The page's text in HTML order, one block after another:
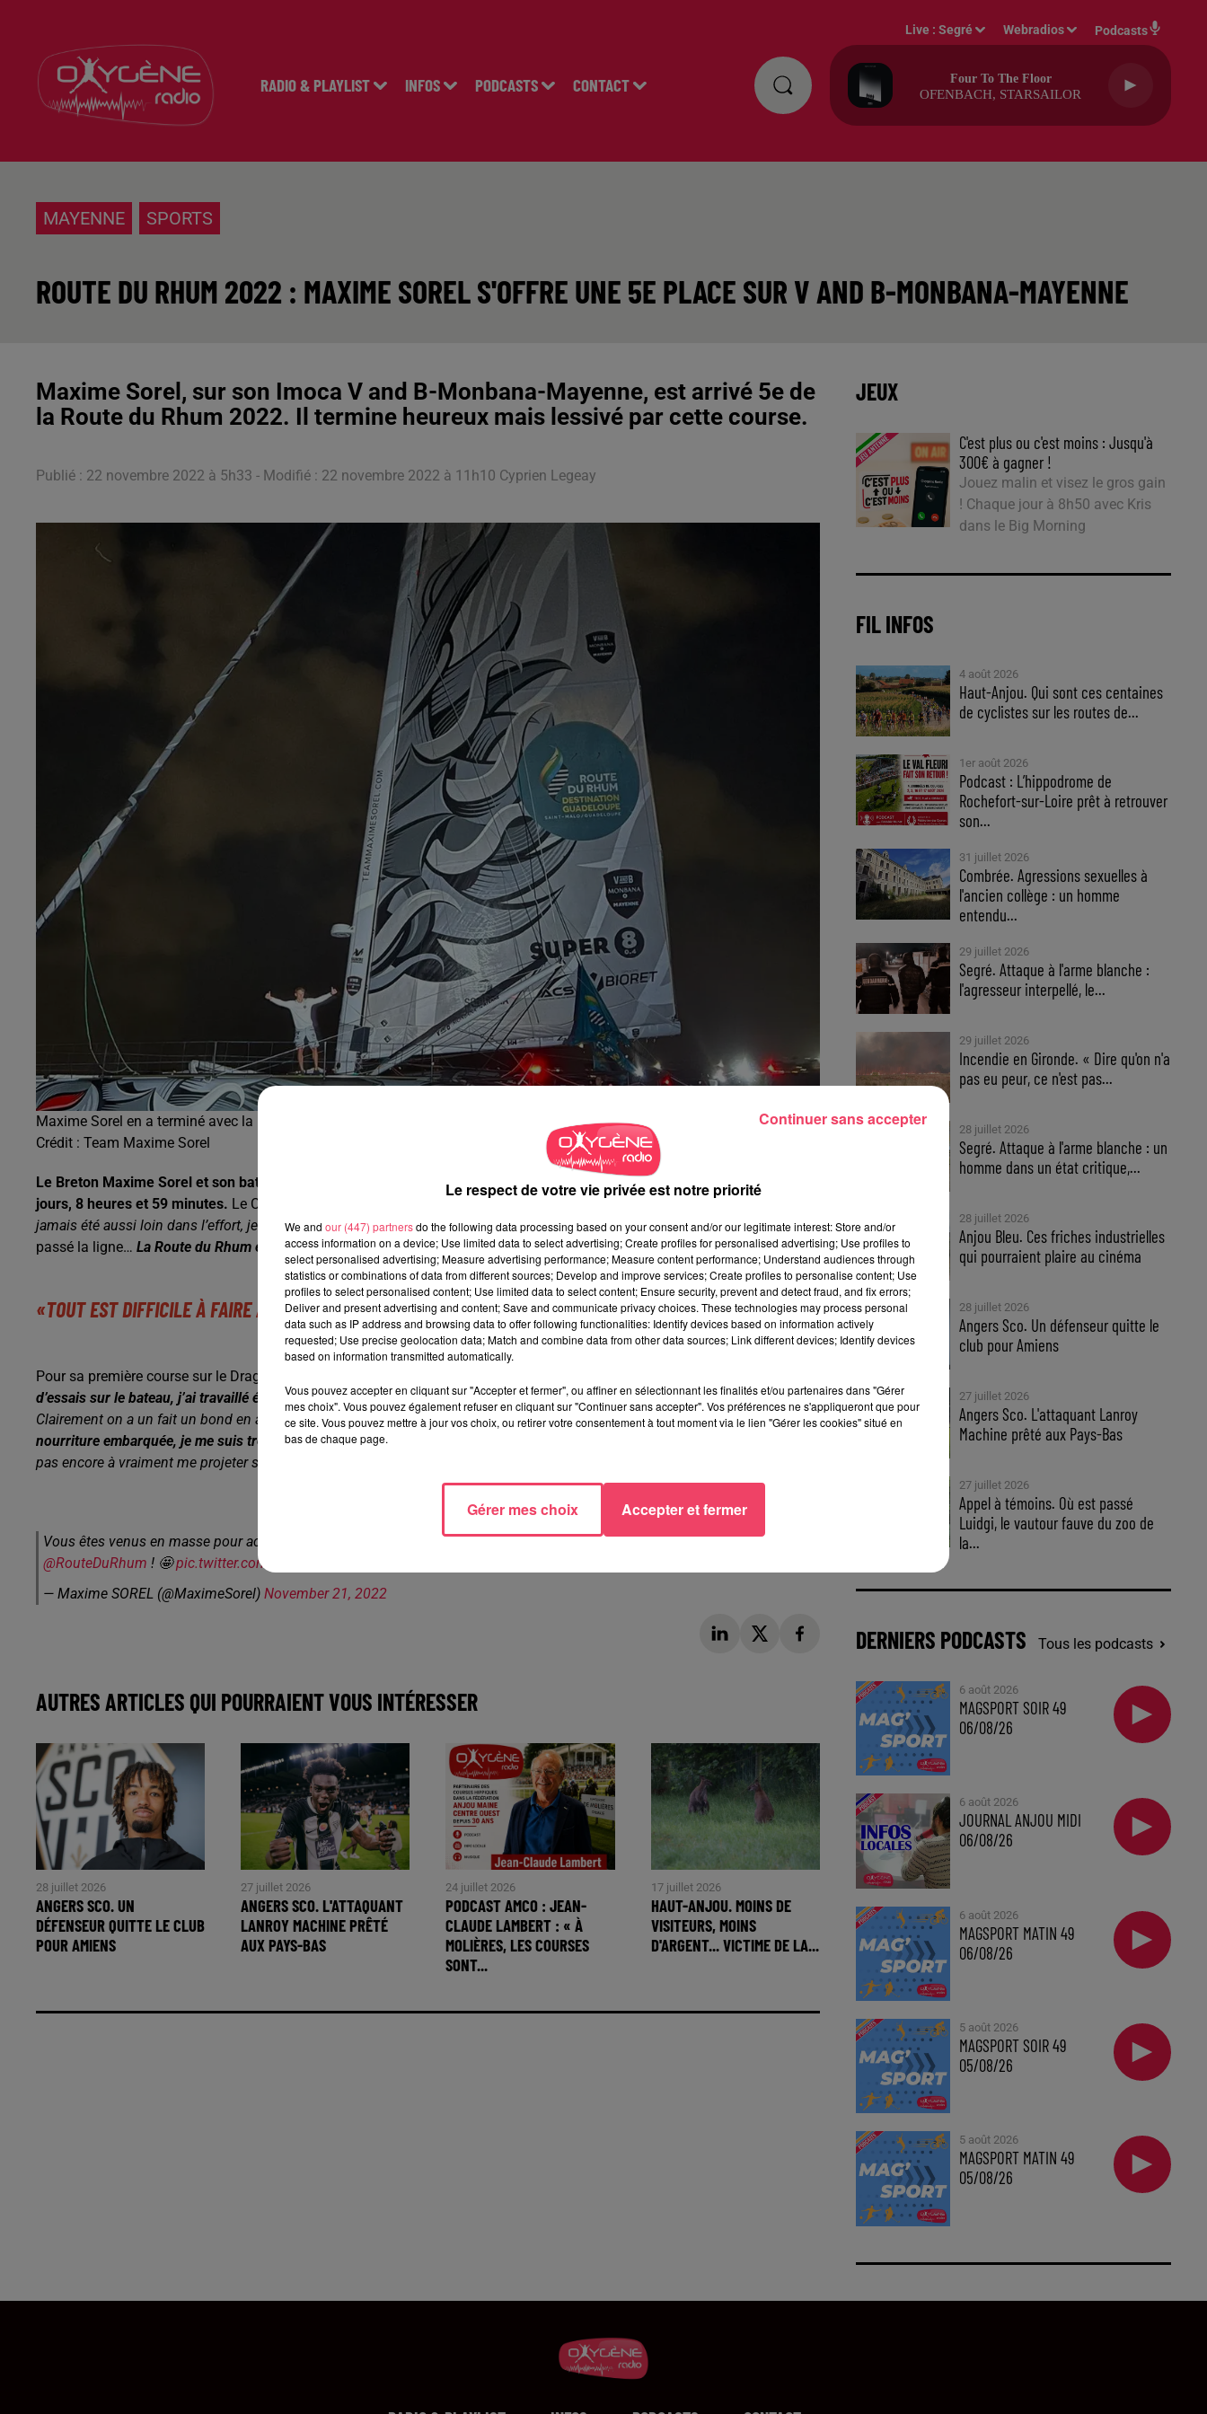
RADIO & PLAYLIST INFOS PODCASTS CONTACT
Live :Segré Webradios Podcasts
Four To The Floor
OFENBACH, STARSAILOR
MAYENNE SPORTS
ROUTE DU RHUM 2022 : MAXIME SOREL S'OFFRE UNE 5E PLACE SUR V AND B-MONBANA-MAYENNE
Maxime Sorel, sur son Imoca V and B-Monbana-Mayenne, est arrivé 5e de
la Route du Rhum 2022. Il termine heureux mais lessivé par cette course.
Publié : 22 novembre 2022 à 5h33 - Modifié : 22 novembre 2022 à 11h10 Cyprien Legeay
Maxime Sorel en a terminé avec la Route du Rhum 2022.
Crédit : Team Maxime Sorel
Le Breton Maxime Sorel et son bateau V and B-Monbana-Mayenne (Imoca) sont arrivés cinquièmes de l’épreuve en 12
jours, 8 heures et 59 minutes. Le Cancalais a longtemps bataillé pour cette place avec Paul Meilhat dans le finish. «
jamais été aussi loin dans l’effort, je n’ai jamais mis autant d’intensité sur une course en solitaire,expliquait-il à après avoir
passé la ligne… La Route du Rhum est un sprint incroyable.Je suis content d’avoir pu tenir les cadors de devant.»
«TOUT EST DIFFICILE À FAIRE À BORD »
Pour sa première course sur le Dragon des mers, Maxime Sorel a pu dresser et à connaître la bête. «
d’essais sur le bateau, j’ai travaillé énormément.J’ai beaucoup appris. Maintenant il faut encore bosser, bien tout analyser.
Clairement on a un fait un bond en avant. Ces bateaux sont vraiment difficiles, stressants.Je n’ai pas mangé 50 % de la
nourriture embarquée, je me suis très peu changé. Tout est difficile à faire à bord.
pas encore à vraiment me projeter sur un tour du monde.
Vous êtes venus en masse pour accueillir le skipper de l’IMOCA V and B - Monbana - Mayenne à l’arrivée de la
@RouteDuRhum ! 🤩pic.twitter.com/p1VNjv2xrd
— Maxime SOREL (@MaximeSorel) November 21, 2022
AUTRES ARTICLES QUI POURRAIENT VOUS INTÉRESSER
28 juillet 2026
ANGERS SCO. UN
DÉFENSEUR QUITTE LE CLUB
POUR AMIENS
27 juillet 2026
ANGERS SCO. L'ATTAQUANT
LANROY MACHINE PRÊTÉ
AUX PAYS-BAS
24 juillet 2026
PODCAST AMCO : JEAN-
CLAUDE LAMBERT : « À
MOLIÈRES, LES COURSES
SONT...
17 juillet 2026
HAUT-ANJOU. MOINS DE
VISITEURS, MOINS
D'ARGENT... VICTIME DE LA...
JEUX
C'est plus ou c'est moins : Jusqu'à
300€ à gagner !
Jouez malin et visez le gros gain
! Chaque jour à 8h50 avec Kris
dans le Big Morning
FIL INFOS
4 août 2026
Haut-Anjou. Qui sont ces centaines
de cyclistes sur les routes de...
1er août 2026
Podcast : L’hippodrome de
Rochefort-sur-Loire prêt à retrouver
son...
31 juillet 2026
Combrée. Agressions sexuelles à
l'ancien collège : un homme
entendu...
29 juillet 2026
Segré. Attaque à l'arme blanche :
l'agresseur interpellé, le...
29 juillet 2026
Incendie en Gironde. « Dire qu'on n'a
pas eu peur, ce n'est pas...
28 juillet 2026
Segré. Attaque à l'arme blanche : un
homme dans un état critique,...
28 juillet 2026
Anjou Bleu. Ces friches industrielles
qui pourraient plaire au cinéma
28 juillet 2026
Angers Sco. Un défenseur quitte le
club pour Amiens
27 juillet 2026
Angers Sco. L'attaquant Lanroy
Machine prêté aux Pays-Bas
27 juillet 2026
Appel à témoins. Où est passé
Luidgi, le vautour fauve du zoo de
la...
DERNIERS PODCASTS Tous les podcasts
6 août 2026
MAGSPORT SOIR 49
06/08/26
6 août 2026
JOURNAL ANJOU MIDI
06/08/26
6 août 2026
MAGSPORT MATIN 49
06/08/26
5 août 2026
MAGSPORT SOIR 49
05/08/26
5 août 2026
MAGSPORT MATIN 49
05/08/26
Le respect de votre vie privée est notre priorité
We and our (447) partnersdo the following data processing based on your consent and/or our legitimate interest: Store and/or
access information on a device; Use limited data to select advertising; Create profiles for personalised advertising; Use profiles to
select personalised advertising; Measure advertising performance; Measure content performance; Understand audiences through
statistics or combinations of data from different sources; Develop and improve services; Create profiles to personalise content; Use
profiles to select personalised content; Use limited data to select content; Ensure security, prevent and detect fraud, and fix errors;
Deliver and present advertising and content; Save and communicate privacy choices. These technologies may process personal
data such as IP address and browsing data to offer following functionalities: Identify devices based on information actively
requested; Use precise geolocation data; Match and combine data from other data sources; Link different devices; Identify devices
based on information transmitted automatically.
Vous pouvez accepter en cliquant sur "Accepter et fermer", ou affiner en sélectionnant les finalités et/ou partenaires dans "Gérer
mes choix". Vous pouvez également refuser en cliquant sur "Continuer sans accepter". Vos préférences ne s'appliqueront que pour
ce site. Vous pouvez mettre à jour vos choix, ou retirer votre consentement à tout moment via le lien "Gérer les cookies" situé en
bas de chaque page.
Gérer mes choix Accepter et fermer
Continuer sans accepter